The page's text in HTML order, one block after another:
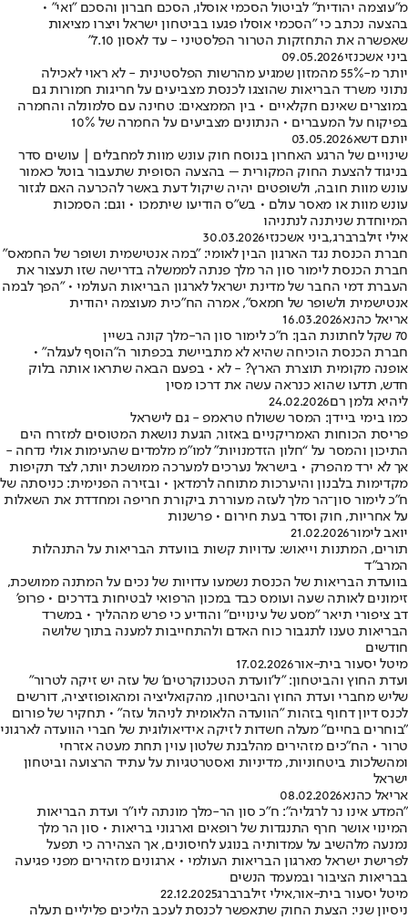
מ"עוצמה יהודית" לביטול הסכמי אוסלו, הסכם חברון והסכם "ואי" •
בהצעה נכתב כי "הסכמי אוסלו פגעו בביטחון ישראל ויצרו מציאות
שאפשרה את התחזקות הטרור הפלסטיני - עד לאסון 7.10"
ביני אשכנזי09.05.2026
יותר מ-55% מהמזון שמגיע מהרשות הפלסטינית - לא ראוי לאכילה
נתוני משרד הבריאות שהוצגו לכנסת מצביעים על חריגות חמורות גם
במוצרים שאינם חקלאיים • בין הממצאים: טחינה עם סלמונלה והחמרה
בפיקוח על המעברים • הנתונים מצביעים על החמרה של 10%
יותם דשא03.05.2026
שינויים של הרגע האחרון בנוסח חוק עונש מוות למחבלים | עושים סדר
בניגוד להצעת החוק המקורית – בהצעה הסופית שתעבור בוטל כאמור
עונש מוות חובה, ולשופטים יהיה שיקול דעת באשר להכרעה האם לגזור
עונש מוות או מאסר עולם • בש"ס הודיעו שיתמכו • וגם: הסמכות
המיוחדת שניתנה לנתניהו
אילי זילברברג,ביני אשכנזי30.03.2026
חברת הכנסת נגד הארגון הבין לאומי: "במה אנטישמית ושופר של החמאס"
חברת הכנסת לימור סון הר מלך פנתה לממשלה בדרישה שזו תעצור את
העברת דמי החבר של מדינת ישראל לארגון הבריאות העולמי • "הפך לבמה
אנטישמית ולשופר של חמאס”, אמרה הח"כית מעוצמה יהודית
אריאל כהנא16.03.2026
70 שקל לחתונת הבן: ח"כ לימור סון הר-מלך קונה בשיין
חברת הכנסת הוכיחה שהיא לא מתביישת בכפתור ה"הוסף לעגלה" •
אופנה מקומית תוצרת הארץ? - לא • בפעם הבאה שתראו אותה בלוק
חדש, תדעו שהוא כנראה עשה את דרכו מסין
ליהיא גלמן רם24.02.2026
כמו בימי ביידן: המסר ששולח טראמפ - גם לישראל
פריסת הכוחות האמריקניים באזור, הגעת נושאת המטוסים למזרח הים
התיכון והמסר על “חלון הזדמנויות” למו"מ מלמדים שהעימות אולי נדחה -
אך לא ירד מהפרק • בישראל נערכים למערכה ממושכת יותר, לצד תקיפות
מקדימות בלבנון והיערכות מתוחה לרמדאן • ובזירה הפנימית: כניסתה של
ח"כ לימור סון־הר מלך לעזה מעוררת ביקורת חריפה ומחדדת את השאלות
על אחריות, חוק וסדר בעת חירום • פרשנות
יואב לימור21.02.2026
תורים, המתנות וייאוש: עדויות קשות בוועדת הבריאות על התנהלות
המרב"ד
בוועדת הבריאות של הכנסת נשמעו עדויות של נכים על המתנה ממושכת,
זימונים לאותה שעה ועומס כבד במכון הרפואי לבטיחות בדרכים • פרופ'
דב ציפורי תיאר "מסע של עינויים" והודיע כי פרש מההליך • במשרד
הבריאות טענו לתגבור כוח האדם ולהתחייבות למענה בתוך שלושה
חודשים
מיטל יסעור בית-אור17.02.2026
ועדת החוץ והביטחון: "ל'וועדת הטכנוקרטים' של עזה יש זיקה לטרור"
שליש מחברי ועדת החוץ והביטחון, מהקואליציה ומהאופוזיציה, דורשים
לכנס דיון דחוף בזהות "הוועדה הלאומית לניהול עזה" • תחקיר של פורום
"בוחרים בחיים" מעלה חשדות לזיקה אידיאולוגית של חברי הוועדה לארגוני
טרור • הח"כים מזהירים מהלבנת שלטון עוין תחת מעטה אזרחי
ומהשלכות ביטחוניות, מדיניות ואסטרטגיות על עתיד הרצועה וביטחון
ישראל
אריאל כהנא08.02.2026
"המדע אינו נר לרגליה": ח"כ סון הר-מלך מונתה ליו"ר ועדת הבריאות
המינוי אושר חרף התנגדות של רופאים וארגוני בריאות • סון הר מלך
נמנעה מלהשיב על עמדותיה בנוגע לחיסונים, אך הצהירה כי תפעל
לפרישת ישראל מארגון הבריאות העולמי • ארגונים מזהירים מפני פגיעה
בבריאות הציבור ובמעמד הנשים
מיטל יסעור בית-אור,אילי זילברברג22.12.2025
ניסיון שני: הצעת החוק שתאפשר לכנסת לעכב הליכים פליליים תעלה